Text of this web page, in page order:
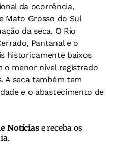
da ocorrência,
Mato Grosso do Sul
da seca. O Rio
Pantanal e o
historicamente baixos
o menor nível registrado
A seca também tem
e o abastecimento de
Notíciase receba os